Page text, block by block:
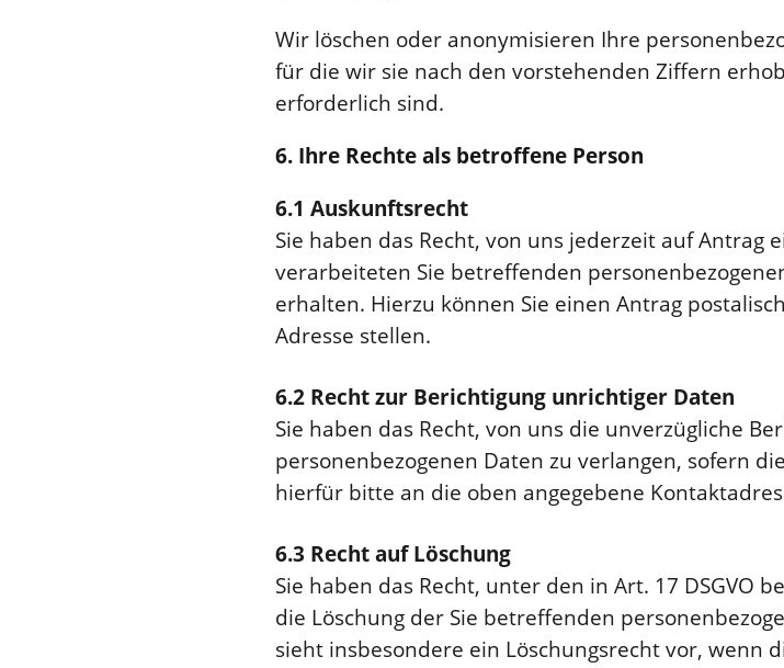
Wir löschen oder anonymisieren Ihre
für die wir sie nach den vorstehenden Ziffern
erforderlich sind.
6. Ihre Rechte als betroffene Person
6.1 Auskunftsrecht
Sie haben das Recht, von uns jederzeit auf Antrag
verarbeiteten Sie betreffenden
erhalten. Hierzu können Sie einen Antrag
Adresse stellen.
6.2 Recht zur Berichtigung unrichtiger Daten
Sie haben das Recht, von uns die unverzügliche
personenbezogenen Daten zu verlangen, sofern
hierfür bitte an die oben angegebene
6.3 Recht auf Löschung
Sie haben das Recht, unter den in Art. 17 DSGVO
die Löschung der Sie betreffenden
sieht insbesondere ein Löschungsrecht vor, wenn